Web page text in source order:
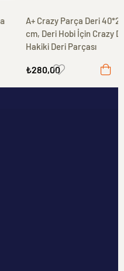
A+ Crazy Parça Deri 40*25
cm, Deri Hobi İçin Crazy Deri
Hakiki Deri Parçası
₺280,00